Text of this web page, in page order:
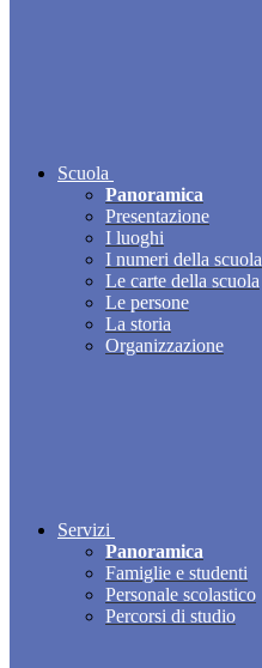
Scuola
Panoramica
Presentazione
I luoghi
I numeri della scuola
Le carte della scuola
Le persone
La storia
Organizzazione
Servizi
Panoramica
Famiglie e studenti
Personale scolastico
Percorsi di studio